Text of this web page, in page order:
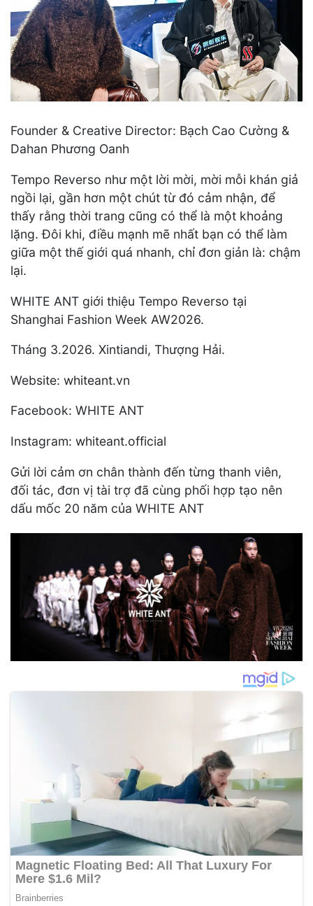
Founder & Creative Director: Bạch Cao Cường &
Dahan Phương Oanh
Tempo Reverso như một lời mời, mời mỗi khán giả
ngồi lại, gần hơn một chút từ đó cảm nhận, để
thấy rằng thời trang cũng có thể là một khoảng
lặng. Đôi khi, điều mạnh mẽ nhất bạn có thể làm
giữa một thế giới quá nhanh, chỉ đơn giản là: chậm
lại.
WHITE ANT giới thiệu Tempo Reverso tại
Shanghai Fashion Week AW2026.
Tháng 3.2026. Xintiandi, Thượng Hải.
Website: whiteant.vn
Facebook: WHITE ANT
Instagram: whiteant.official
Gửi lời cảm ơn chân thành đến từng thanh viên,
đối tác, đơn vị tài trợ đã cùng phối hợp tạo nên
dấu mốc 20 năm của WHITE ANT